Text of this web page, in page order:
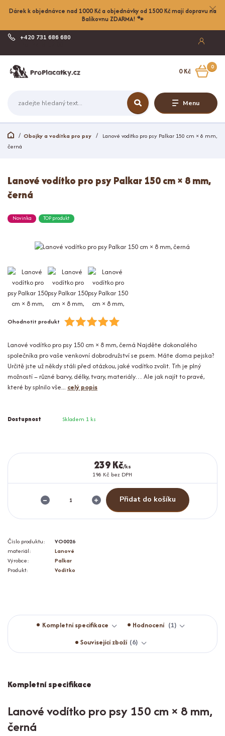
Dárek k objednávce nad 1000 Kč a objednávky od 1500 Kč mají dopravu na
Balíkovnu ZDARMA! 🐾
Menu
+420 731 686 680
0
0 Kč
Obojky a vodítka pro psy
Lanové vodítko pro psy Palkar 150 cm × 8 mm,
černá
Lanové vodítko pro psy Palkar 150 cm × 8 mm,
černá
Novinka TOP produkt
Ohodnotit produkt
Lanové vodítko pro psy 150 cm × 8 mm, černá Najděte dokonalého
společníka pro vaše venkovní dobrodružství se psem. Máte doma pejska?
Určitě jste už někdy stáli před otázkou, jaké vodítko zvolit. Trh je plný
možností – různé barvy, délky, tvary, materiály… Ale jak najít to pravé,
které by splnilo vše... celý popis
Dostupnost Skladem 1 ks
239 Kč/ks
198 Kč bez DPH
Přidat do košíku
Číslo produktu:
VO0026
materiál:
Lanové
Výrobce:
Palkar
Produkt:
Vodítko
Kompletní specifikace Hodnocení
1
Související zboží 6
Kompletní specifikace
Lanové vodítko pro psy 150 cm × 8 mm,
černá